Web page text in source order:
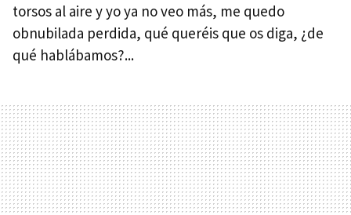
torsos al aire y yo ya no veo más, me quedo
obnubilada perdida, qué queréis que os diga, ¿de
qué hablábamos?...